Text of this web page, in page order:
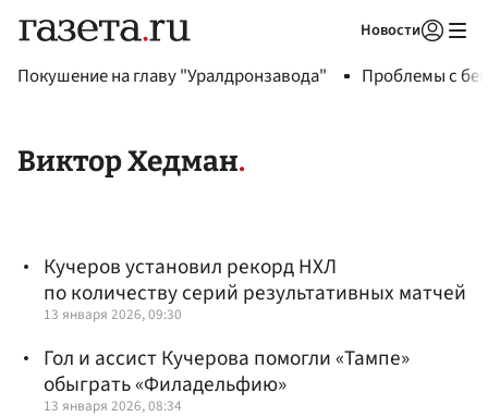
Новости
Покушение на главу "Уралдронзавода" Проблемы с
Виктор Хедман
Кучеров установил рекорд НХЛ
по количеству серий результативных матчей
13 января 2026, 09:30
Гол и ассист Кучерова помогли «Тампе»
обыграть «Филадельфию»
13 января 2026, 08:34